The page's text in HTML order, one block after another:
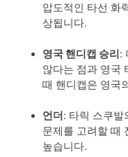
압도적인 타선 화
상됩니다.
영국 핸디캡 승리:
않다는 점과 영국
때 핸디캡은 영국
언더: 타릭 스쿠발
문제를 고려할 때
높습니다.